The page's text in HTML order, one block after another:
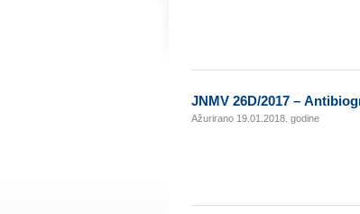
ЈNMV 26D/2017 –
Ažurirano 19.01.2018. godine